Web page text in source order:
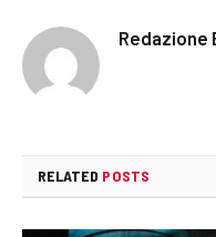
Redazione
RELATED POSTS